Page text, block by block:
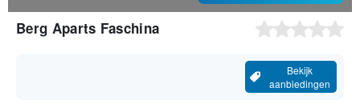
Berg Aparts Faschina
Bekijk
aanbiedingen